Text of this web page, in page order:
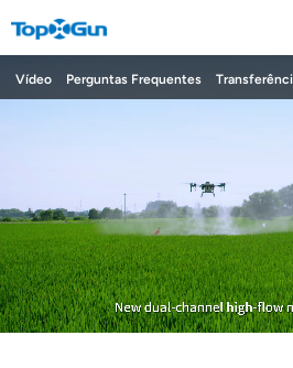
CONTACTE-NOS
Español
Русский
Português(Brasil)
Vídeo Perguntas Frequentes